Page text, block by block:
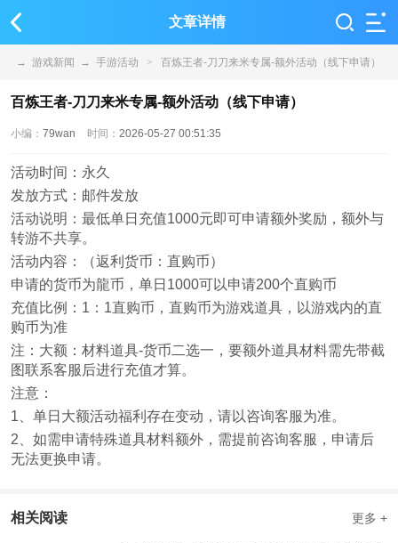
文章详情
→ 游戏新闻 → 手游活动 > 百炼王者-刀刀来米专属-额外活动（线下申请）
百炼王者-刀刀来米专属-额外活动（线下申请）
小编： 79wan 时间： 2026-05-27 00:51:35
活动时间：永久
发放方式：邮件发放
活动说明：最低单日充值1000元即可申请额外奖励，额外与
转游不共享。
活动内容：（返利货币：直购币）
申请的货币为龍币，单日1000可以申请200个直购币
充值比例：1：1直购币，直购币为游戏道具，以游戏内的直
购币为准
注：大额：材料道具-货币二选一，要额外道具材料需先带截
图联系客服后进行充值才算。
注意：
1、单日大额活动福利存在变动，请以咨询客服为准。
2、如需申请特殊道具材料额外，需提前咨询客服，申请后
无法更换申请。
相关阅读 更多 +